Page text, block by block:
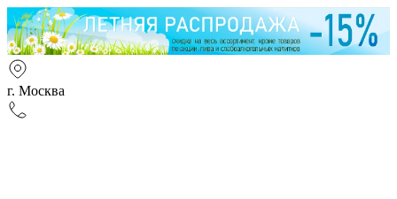
г. Москва